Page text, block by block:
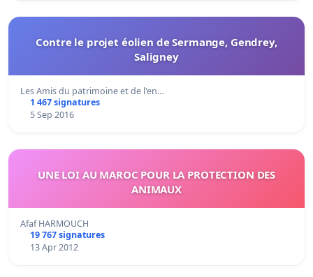
Contre le projet éolien de Sermange, Gendrey,
Saligney
Les Amis du patrimoine et de l'en…
1 467 signatures
5 Sep 2016
UNE LOI AU MAROC POUR LA PROTECTION DES
ANIMAUX
Afaf HARMOUCH
19 767 signatures
13 Apr 2012